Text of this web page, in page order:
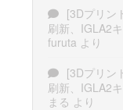
[3Dプリン
刷新、IGLA2
furuta より
[3Dプリン
刷新、IGLA2
まる より